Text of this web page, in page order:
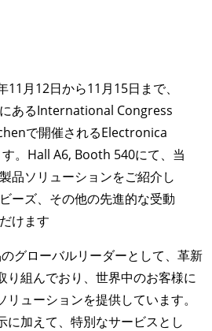
月12日から11月15日まで、
あるInternational Congress
で開催されるElectronica
。Hall A6, Booth 540にて、当
品ソリューションをご紹介し
ーズ、その他の先進的な受動
けます
グローバルリーダーとして、革新
り組んでおり、世界中のお客様に
ューションを提供しています。
に加えて、特別なサービスとし